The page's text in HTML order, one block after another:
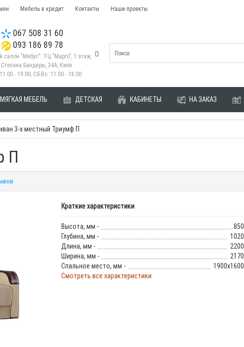
Мебель в кредит Контакты Наши проекты
067 508 31 60
093 186 89 78
салон "Мебус": ТЦ "Марго", 1 этаж,
Степана Бандеры, 34А, Киев
- 19:00, Сб-Вс: 11:00 - 18:00
МЯГКАЯ МЕБЕЛЬ ДЕТСКАЯ КАБИНЕТЫ НА ЗАКАЗ
3-х местный Триумф П
П
Краткие характеристики
Высота, мм -
850
Глубина, мм -
1020
Длина, мм -
2200
Ширина, мм -
2170
Спальное место, мм -
1900x1600
Смотреть все характеристики